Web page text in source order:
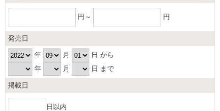
円～ 円
発売日
年 月
日 から
年
月 日 まで
掲載日
日以内